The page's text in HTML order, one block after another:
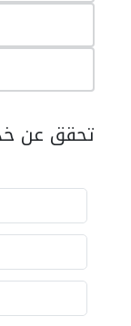
تحقق عن